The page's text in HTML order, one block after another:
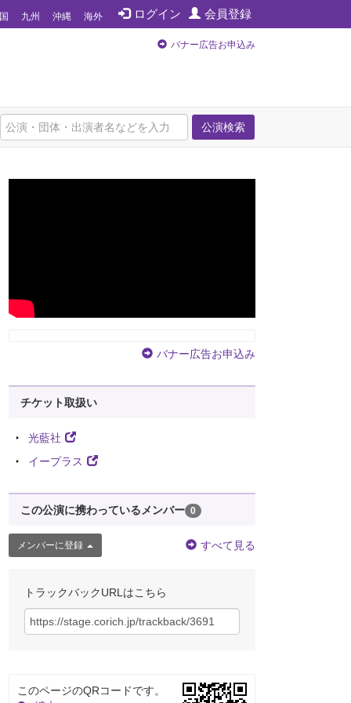
ログイン 会員登録
九州 沖縄 海外
バナー広告お申込み
公演検索
バナー広告お申込み
チケット取扱い
光藍社
イープラス
この公演に携わっているメンバー 0
メンバーに登録 すべて見る
トラックバックURLはこちら
このページのQRコードです。